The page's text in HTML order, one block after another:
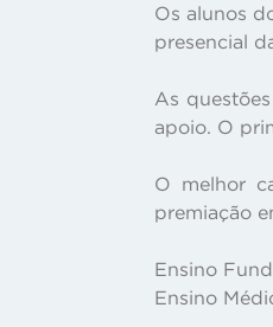
Os alunos
presencial
As
apoio. O
O melhor
premiação
Ensino
Ensino